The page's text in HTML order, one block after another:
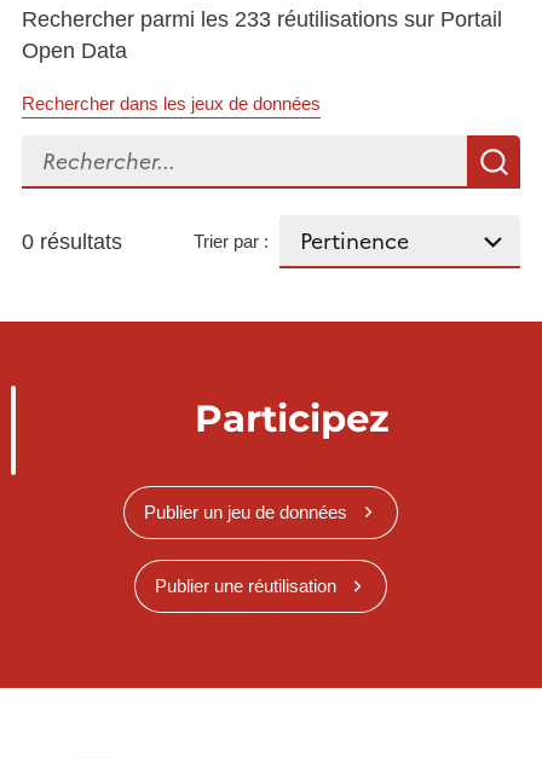
Rechercher parmi les 233 réutilisations sur Portail
Open Data
Rechercher dans les jeux de données
Rechercher...
0 résultats Trier par :
Participez
Publier un jeu de données
Publier une réutilisation